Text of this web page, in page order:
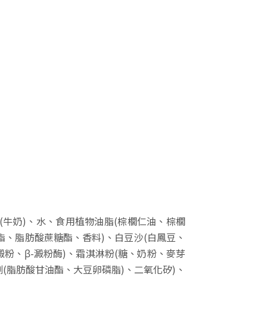
奶)、水、食用植物油脂(棕櫚仁油、棕櫚
脂肪酸蔗糖酯、香料)、白豆沙(白鳳豆、
、β-澱粉酶)、霜淇淋粉(糖、奶粉、麥芽
肪酸甘油酯、大豆卵磷脂)、二氧化矽)、